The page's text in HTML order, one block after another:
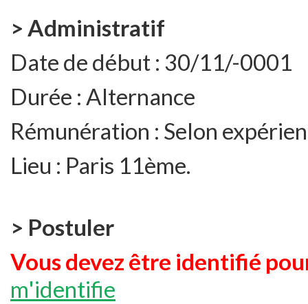
> Administratif
Date de début : 30/11/-0001
Durée : Alternance
Rémunération : Selon
Lieu : Paris 11ème.
> Postuler
Vous devez être identifié
m'identifie